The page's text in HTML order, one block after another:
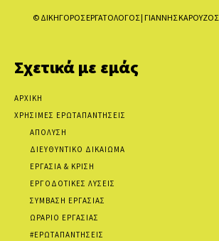
© ΔΙΚΗΓΟΡΟΣ ΕΡΓΑΤΟΛΟΓΟΣ | ΓΙΑΝΝΗΣ ΚΑΡΟΥΖΟΣ
Σχετικά με εμάς
ΑΡΧΙΚΗ
ΧΡΗΣΙΜΕΣ ΕΡΩΤΑΠΑΝΤΗΣΕΙΣ
ΑΠΟΛΥΣΗ
ΔΙΕΥΘΥΝΤΙΚΟ ΔΙΚΑΙΩΜΑ
ΕΡΓΑΣΙΑ & ΚΡΙΣΗ
ΕΡΓΟΔΟΤΙΚΕΣ ΛΥΣΕΙΣ
ΣΥΜΒΑΣΗ ΕΡΓΑΣΙΑΣ
ΩΡΑΡΙΟ ΕΡΓΑΣΙΑΣ
#ΕΡΩΤΑΠΑΝΤΗΣΕΙΣ